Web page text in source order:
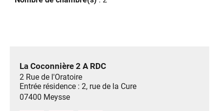
La Coconnière 2 A RDC
2 Rue de l'Oratoire
Entrée résidence : 2, rue de la Cure
07400 Meysse